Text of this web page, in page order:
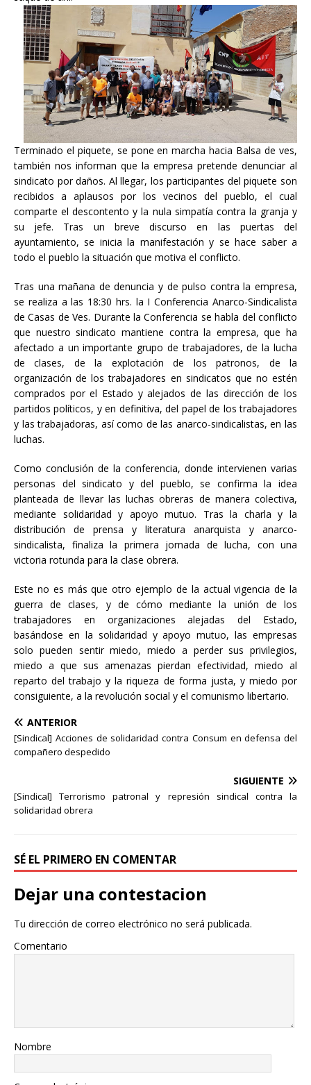
Terminado el piquete, se pone en marcha hacia Balsa de ves,
también nos informan que la empresa pretende denunciar al
sindicato por daños. Al llegar, los participantes del piquete son
recibidos a aplausos por los vecinos del pueblo, el cual
comparte el descontento y la nula simpatía contra la granja y
su jefe. Tras un breve discurso en las puertas del
ayuntamiento, se inicia la manifestación y se hace saber a
todo el pueblo la situación que motiva el conflicto.
Tras una mañana de denuncia y de pulso contra la empresa,
se realiza a las 18:30 hrs. la I Conferencia Anarco-Sindicalista
de Casas de Ves. Durante la Conferencia se habla del conflicto
que nuestro sindicato mantiene contra la empresa, que ha
afectado a un importante grupo de trabajadores, de la lucha
de clases, de la explotación de los patronos, de la
organización de los trabajadores en sindicatos que no estén
comprados por el Estado y alejados de las dirección de los
partidos políticos, y en definitiva, del papel de los trabajadores
y las trabajadoras, así como de las anarco-sindicalistas, en las
luchas.
Como conclusión de la conferencia, donde intervienen varias
personas del sindicato y del pueblo, se confirma la idea
planteada de llevar las luchas obreras de manera colectiva,
mediante solidaridad y apoyo mutuo. Tras la charla y la
distribución de prensa y literatura anarquista y anarco-
sindicalista, finaliza la primera jornada de lucha, con una
victoria rotunda para la clase obrera.
Este no es más que otro ejemplo de la actual vigencia de la
guerra de clases, y de cómo mediante la unión de los
trabajadores en organizaciones alejadas del Estado,
basándose en la solidaridad y apoyo mutuo, las empresas
solo pueden sentir miedo, miedo a perder sus privilegios,
miedo a que sus amenazas pierdan efectividad, miedo al
reparto del trabajo y la riqueza de forma justa, y miedo por
consiguiente, a la revolución social y el comunismo libertario.
ANTERIOR
[Sindical] Acciones de solidaridad contra Consum en defensa del
compañero despedido
SIGUIENTE
[Sindical] Terrorismo patronal y represión sindical contra la
solidaridad obrera
SÉ EL PRIMERO EN COMENTAR
Dejar una contestacion
Tu dirección de correo electrónico no será publicada.
Comentario
Nombre